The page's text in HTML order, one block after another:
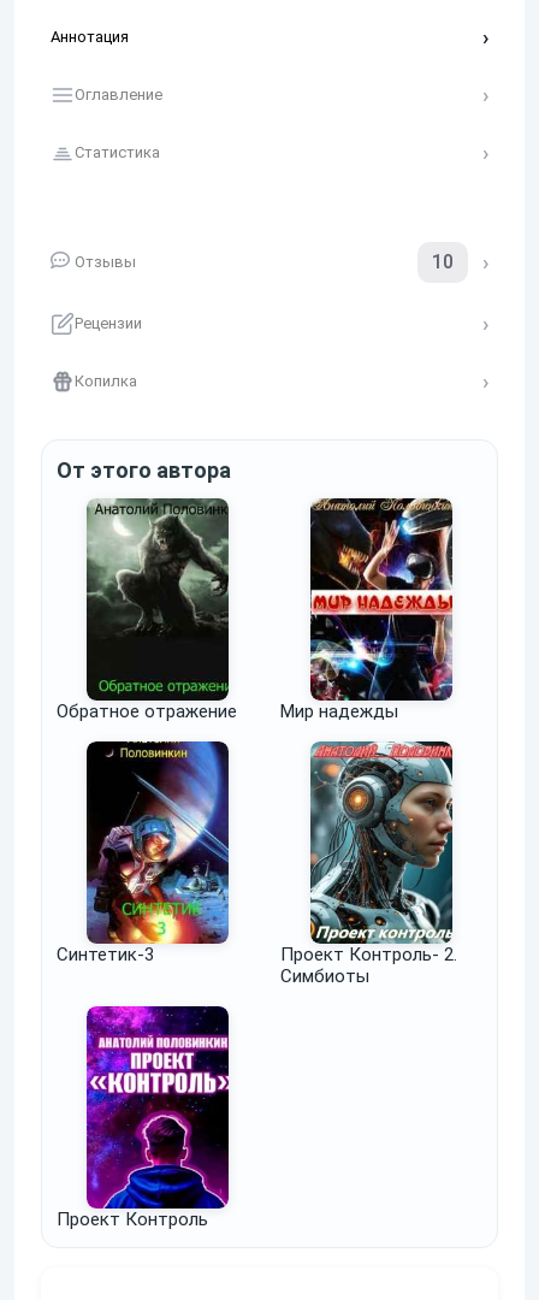
Аннотация
Оглавление
Статистика
Отзывы 10
Рецензии
Копилка
От этого автора
Обратное отражение Мир надежды
Синтетик-3
Проект Контроль- 2.
Симбиоты
Проект Контроль